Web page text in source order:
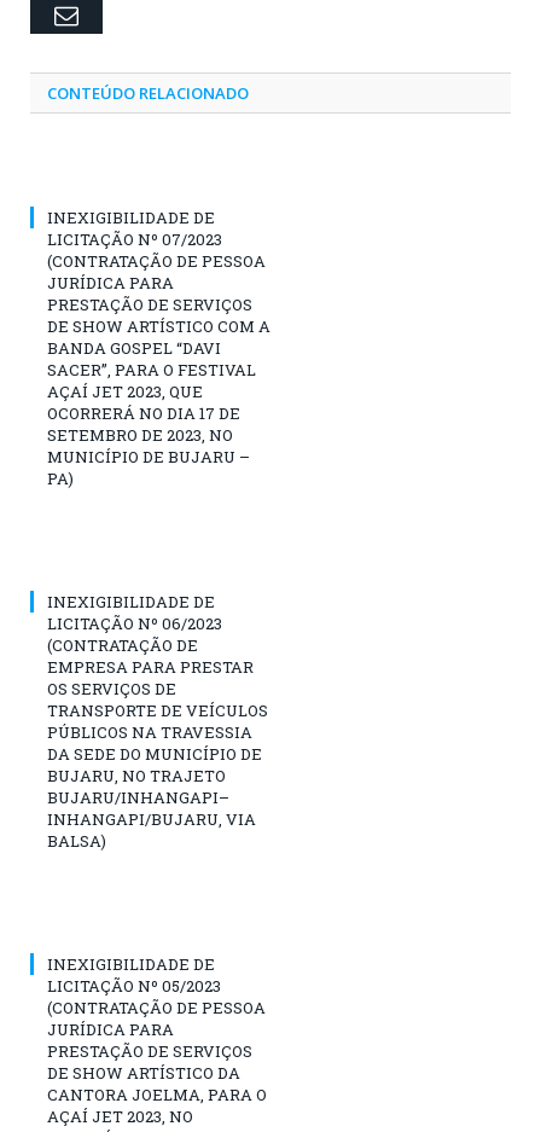
Email
CONTEÚDO RELACIONADO
INEXIGIBILIDADE DE
LICITAÇÃO Nº 07/2023
(CONTRATAÇÃO DE PESSOA
JURÍDICA PARA
PRESTAÇÃO DE SERVIÇOS
DE SHOW ARTÍSTICO COM A
BANDA GOSPEL “DAVI
SACER”, PARA O FESTIVAL
AÇAÍ JET 2023, QUE
OCORRERÁ NO DIA 17 DE
SETEMBRO DE 2023, NO
MUNICÍPIO DE BUJARU –
PA)
INEXIGIBILIDADE DE
LICITAÇÃO Nº 06/2023
(CONTRATAÇÃO DE
EMPRESA PARA PRESTAR
OS SERVIÇOS DE
TRANSPORTE DE VEÍCULOS
PÚBLICOS NA TRAVESSIA
DA SEDE DO MUNICÍPIO DE
BUJARU, NO TRAJETO
BUJARU/INHANGAPI–
INHANGAPI/BUJARU, VIA
BALSA)
INEXIGIBILIDADE DE
LICITAÇÃO Nº 05/2023
(CONTRATAÇÃO DE PESSOA
JURÍDICA PARA
PRESTAÇÃO DE SERVIÇOS
DE SHOW ARTÍSTICO DA
CANTORA JOELMA, PARA O
AÇAÍ JET 2023, NO